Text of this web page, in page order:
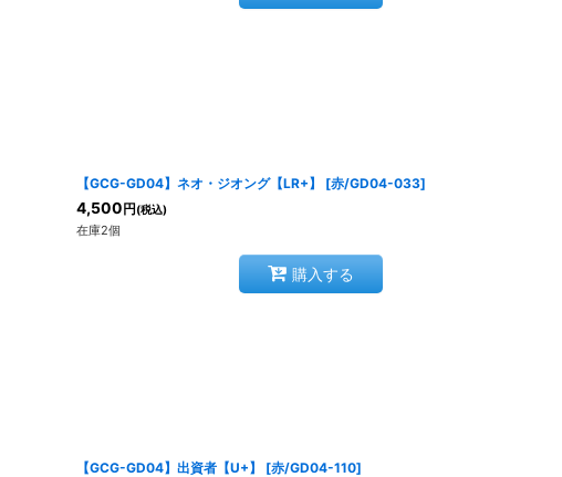
【GCG-GD04】ネオ・ジオング【LR+】 [赤/GD04-033]
4,500 円 (税込)
在庫2個
購入する
【GCG-GD04】出資者【U+】 [赤/GD04-110]